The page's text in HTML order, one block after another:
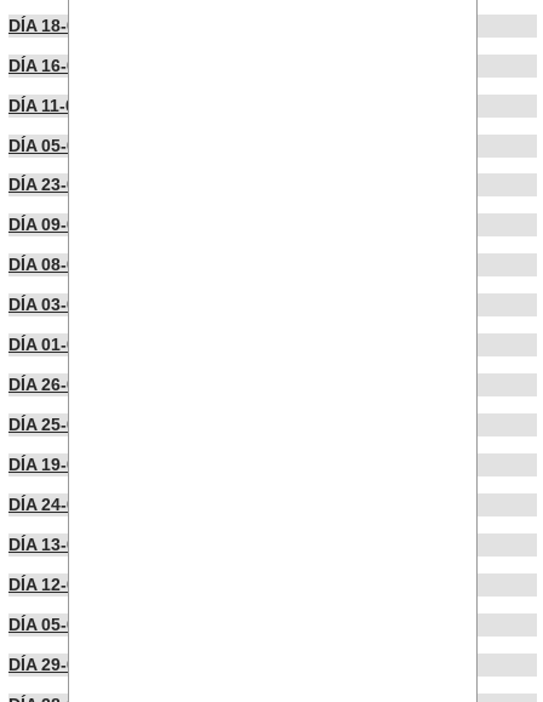
DÍA 18-06-2025
DÍA 16-06-2025
DÍA 11-06-2025
DÍA 05-05-2025
DÍA 23-04-2025
DÍA 09-04-2025
DÍA 08-04-2025
DÍA 03-04-2025
DÍA 01-04-2025
DÍA 26-03-2025
DÍA 25-03-2025
DÍA 19-03-2025
DÍA 24-02-2025
DÍA 13-02-2025
DÍA 12-02-2025
DÍA 05-02-2025
DÍA 29-01-2025